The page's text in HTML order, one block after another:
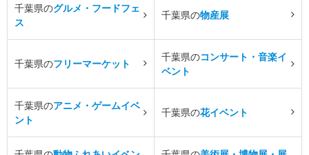
千葉県のグルメ・フードフェ
ス
千葉県の物産展
千葉県のフリーマーケット
千葉県のコンサート・音楽イ
ベント
千葉県のアニメ・ゲームイベ
ント
千葉県の花イベント